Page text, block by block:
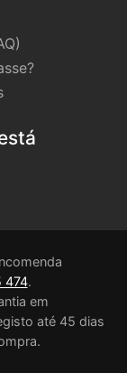
474.
em
até 45 dias